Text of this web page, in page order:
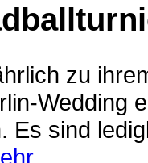
zu
Wedding
Es sind